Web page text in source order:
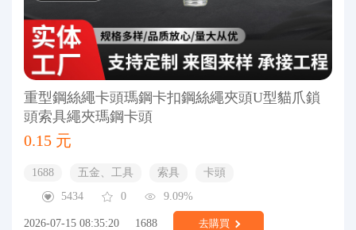
重型鋼絲繩卡頭瑪鋼卡扣鋼絲繩夾頭U型貓爪鎖
頭索具繩夾瑪鋼卡頭
0.15 元
1688 五金、工具 索具
卡頭
5434
0 9.09%
2026-07-15 08:35:20 1688 去購買